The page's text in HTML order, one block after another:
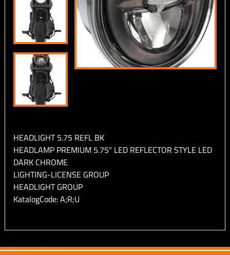
HEADLIGHT 5.75 REFL BK
HEADLAMP PREMIUM 5.75" LED REFLECTOR STYLE LED
DARK CHROME
LIGHTING-LICENSE GROUP
HEADLIGHT GROUP
KatalogCode: A;R;U